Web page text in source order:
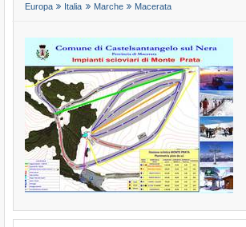
Europa Italia Marche Macerata